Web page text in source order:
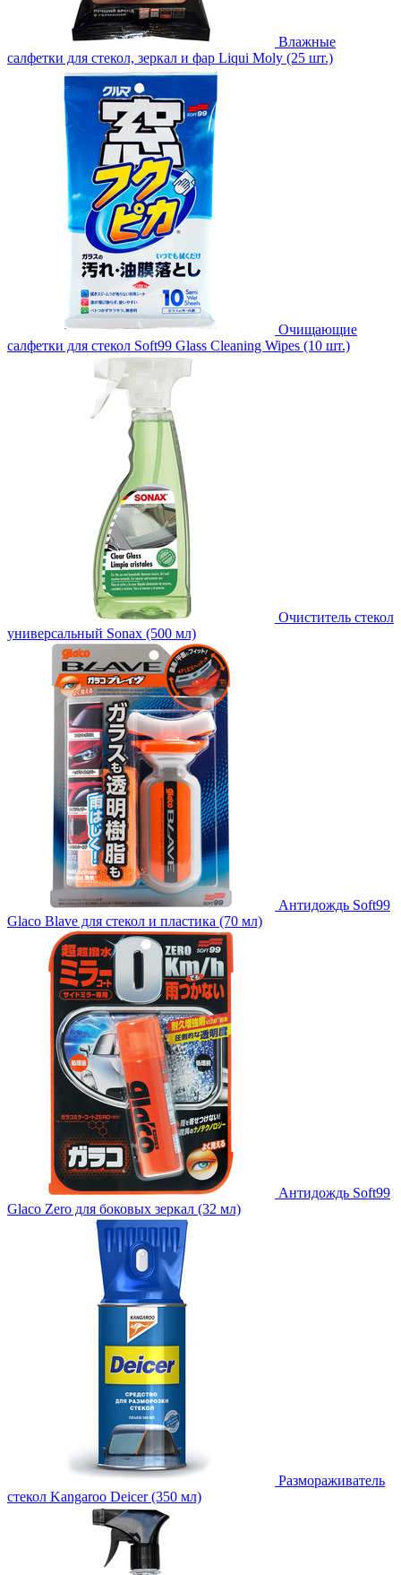
Влажные
салфетки для стекол, зеркал и фар Liqui Moly (25 шт.)
Очищающие
салфетки для стекол Soft99 Glass Cleaning Wipes (10 шт.)
Очиститель стекол
универсальный Sonax (500 мл)
Антидождь Soft99
Glaco Blave для стекол и пластика (70 мл)
Антидождь Soft99
Glaco Zero для боковых зеркал (32 мл)
Размораживатель
стекол Kangaroo Deicer (350 мл)